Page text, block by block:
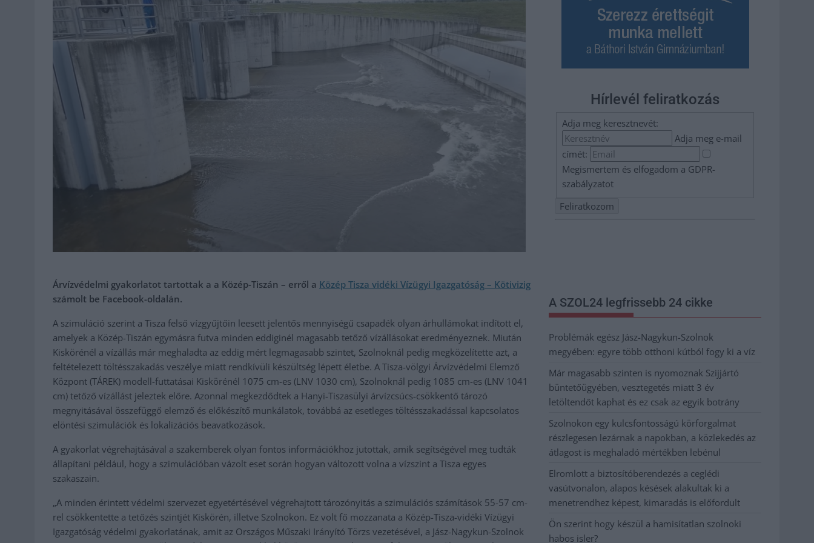
Árvízvédelmi gyakorlatot tartottak a a Közép-Tiszán – erről a Közép Tisza vidéki Vízügyi Igazgatóság – Kötivizig
számolt be Facebook-oldalán.
A szimuláció szerint a Tisza felső vízgyűjtőin leesett jelentős mennyiségű csapadék olyan árhullámokat indított el,
amelyek a Közép-Tiszán egymásra futva minden eddiginél magasabb tetőző vízállásokat eredményeznek. Miután
Kiskörénél a vízállás már meghaladta az eddig mért legmagasabb szintet, Szolnoknál pedig megközelítette azt, a
feltételezett töltésszakadás veszélye miatt rendkívüli készültség lépett életbe. A Tisza-völgyi Árvízvédelmi Elemző
Központ (TÁREK) modell-futtatásai Kiskörénél 1075 cm-es (LNV 1030 cm), Szolnoknál pedig 1085 cm-es (LNV 1041
cm) tetőző vízállást jeleztek előre. Azonnal megkezdődtek a Hanyi-Tiszasülyi árvízcsúcs-csökkentő tározó
megnyitásával összefüggő elemző és előkészítő munkálatok, továbbá az esetleges töltésszakadással kapcsolatos
elöntési szimulációk és lokalizációs beavatkozások.
A gyakorlat végrehajtásával a szakemberek olyan fontos információkhoz jutottak, amik segítségével meg tudták
állapítani például, hogy a szimulációban vázolt eset során hogyan változott volna a vízszint a Tisza egyes
szakaszain.
„A minden érintett védelmi szervezet egyetértésével végrehajtott tározónyitás a szimulációs számítások 55-57 cm-
rel csökkentette a tetőzés szintjét Kiskörén, illetve Szolnokon. Ez volt fő mozzanata a Közép-Tisza-vidéki Vízügyi
Igazgatóság védelmi gyakorlatának, amit az Országos Műszaki Irányító Törzs vezetésével, a Jász-Nagykun-Szolnok
Hírlevél feliratkozás
Adja meg keresztnevét:
Adja meg e-mail
címét:
Megismertem és elfogadom a GDPR-
szabályzatot
A SZOL24 legfrissebb 24 cikke
Problémák egész Jász-Nagykun-Szolnok
megyében: egyre több otthoni kútból fogy ki a víz
Már magasabb szinten is nyomoznak Szijjártó
büntetőügyében, vesztegetés miatt 3 év
letöltendőt kaphat és ez csak az egyik botrány
Szolnokon egy kulcsfontosságú körforgalmat
részlegesen lezárnak a napokban, a közlekedés az
átlagost is meghaladó mértékben lebénul
Elromlott a biztosítóberendezés a ceglédi
vasútvonalon, alapos késések alakultak ki a
menetrendhez képest, kimaradás is előfordult
Ön szerint hogy készül a hamisítatlan szolnoki
habos isler?